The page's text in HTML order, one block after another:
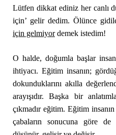
Lütfen dikkat ediniz her canlı
için’ gelir dedim. Ölünce
için gelmiyordemek istedim!
O halde, doğumla başlar
ihtiyacı. Eğitim insanın;
dokunduklarını akılla
arayışıdır. Başka bir
çıkmadır eğitim. Eğitim
çabaların sonucuna göre